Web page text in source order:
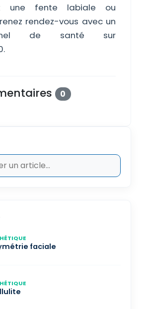
une fente labiale ou
rendez-vous avec un
de santé sur
0
faciale